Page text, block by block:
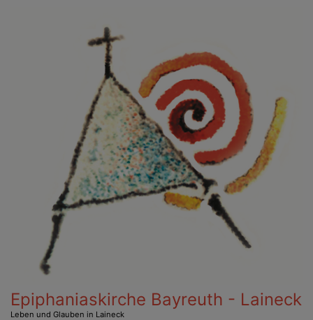
Epiphaniaskirche Bayreuth - Laineck
Leben und Glauben in Laineck